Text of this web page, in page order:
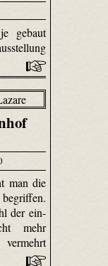
gebaut
man die
der ein-
mehr